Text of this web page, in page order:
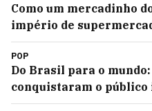
Como um mercadinho
império de
POP
Do Brasil para o
conquistaram o